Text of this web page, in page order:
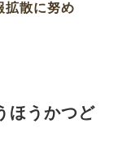
拡散に努め
ほうかつど